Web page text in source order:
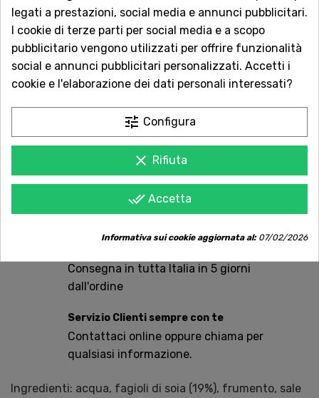
AGGIUNGI AL CARRELLO
Acquista in totale sicurezza
Dal 1957 a Catania. Clicca e leggi le oltre
1.000 recensioni dei nostri clienti.
Consegna in tutta Italia in 5 giorni
dall'ordine
Servizio Clienti sempre con te
Contattaci online oppure chiama per
qualsiasi informazione.
Ingredienti: acqua, fagioli di soia (19%), frumento, sale
legati a prestazioni, social media e annunci pubblicitari.
I cookie di terze parti per social media e a scopo
pubblicitario vengono utilizzati per offrire funzionalità
social e annunci pubblicitari personalizzati. Accetti i
cookie e l'elaborazione dei dati personali interessati?
tune Configura
clear Rifiuta
done_all Accetta
Informativa sui cookie aggiornata al:07/02/2026